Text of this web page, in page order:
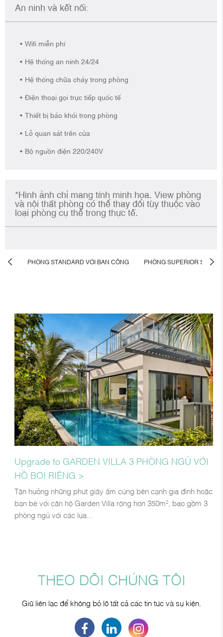
An ninh và kết nối:
Wifi miễn phí
Hệ thống an ninh 24/24
Hệ thống chữa cháy trong phòng
Điện thoại gọi trực tiếp quốc tế
Thiết bị báo khói trong phòng
Lỗ quan sát trên cửa
Bộ nguồn điện 220/240V
*Hình ảnh chỉ mang tính minh họa. View phòng
và nội thất phòng có thể thay đổi tùy thuộc vào
loại phòng cụ thể trong thực tế.
room
PHÒNG STANDARD VỚI BAN CÔNG PHÒNG SUPERIOR SUITE
Upgrade to GARDEN VILLA 3 PHÒNG NGỦ VỚI
HỒ BƠI RIÊNG >
Tận hưởng những phút giây ấm cúng bên cạnh gia đình hoặc
bạn bè với căn hộ Garden Villa rộng hơn 350m², bao gồm 3
phòng ngủ với các lựa...
THEO DÕI CHÚNG TÔI
Giữ liên lạc để không bỏ lỡ tất cả các tin tức và sự kiện.